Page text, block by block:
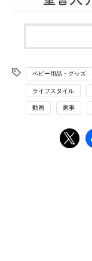
ベビー用品・グッズ
ライフスタイル
動画 家事